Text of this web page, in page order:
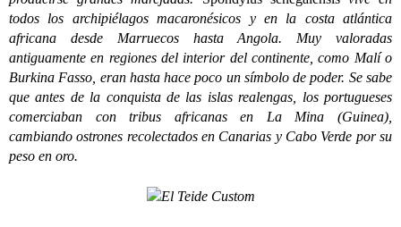
todos los archipiélagos macaronésicos y en la costa atlántica
africana desde Marruecos hasta Angola. Muy valoradas
antiguamente en regiones del interior del continente, como Malí o
Burkina Fasso, eran hasta hace poco un símbolo de poder. Se sabe
que antes de la conquista de las islas realengas, los portugueses
comerciaban con tribus africanas en La Mina (Guinea),
cambiando ostrones recolectados en Canarias y Cabo Verde por su
peso en oro.